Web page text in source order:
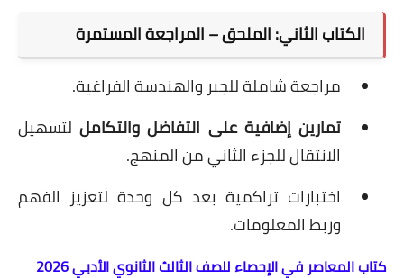
الكتاب الثاني: الملحق – المراجعة المستمرة
مراجعة شاملة للجبر والهندسة الفراغية.
تمارين إضافية على التفاضل والتكامللتسهيل
الانتقال للجزء الثاني من المنهج.
اختبارات تراكمية بعد كل وحدة لتعزيز الفهم
وربط المعلومات.
كتاب المعاصر في الإحصاء للصف الثالث الثانوي الأدبي 2026